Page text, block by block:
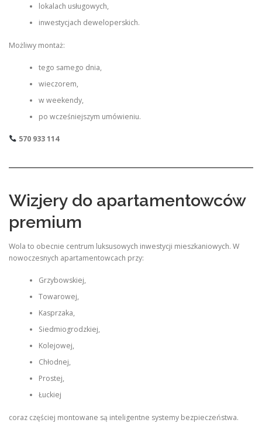
lokalach usługowych,
inwestycjach deweloperskich.
Możliwy montaż:
tego samego dnia,
wieczorem,
w weekendy,
po wcześniejszym umówieniu.
570 933 114
Wizjery do apartamentowców
premium
Wola to obecnie centrum luksusowych inwestycji mieszkaniowych. W
nowoczesnych apartamentowcach przy:
Grzybowskiej,
Towarowej,
Kasprzaka,
Siedmiogrodzkiej,
Kolejowej,
Chłodnej,
Prostej,
Łuckiej
coraz częściej montowane są inteligentne systemy bezpieczeństwa.